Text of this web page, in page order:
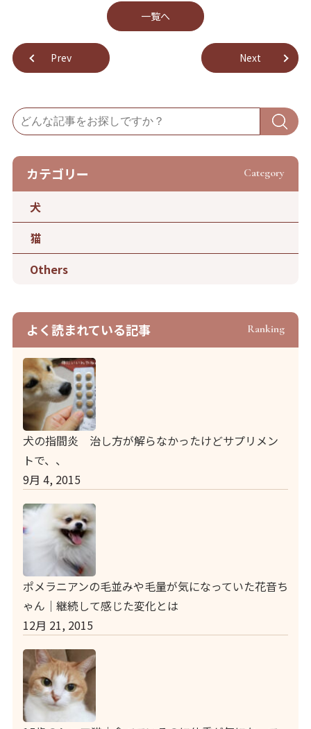
Prev
⼀覧へ
Next
カテゴリー Category
犬
猫
Others
よく読まれている記事 Ranking
犬の指間炎 治し方が解らなかったけどサプリメン
トで、、
9月 4, 2015
ポメラニアンの毛並みや毛量が気になっていた花音ち
ゃん｜継続して感じた変化とは
12月 21, 2015